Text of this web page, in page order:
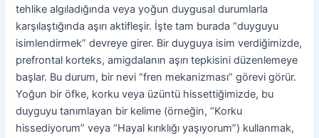
tehlike algıladığında veya yoğun duygusal durumlarla
karşılaştığında aşırı aktifleşir. İşte tam burada “duyguyu
isimlendirmek” devreye girer. Bir duyguya isim verdiğimizde,
prefrontal korteks, amigdalanın aşırı tepkisini düzenlemeye
başlar. Bu durum, bir nevi “fren mekanizması” görevi görür.
Yoğun bir öfke, korku veya üzüntü hissettiğimizde, bu
duyguyu tanımlayan bir kelime (örneğin, “Korku
hissediyorum” veya “Hayal kırıklığı yaşıyorum”) kullanmak,